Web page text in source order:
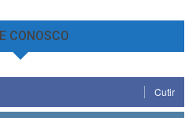
CONOSCO
Cutir